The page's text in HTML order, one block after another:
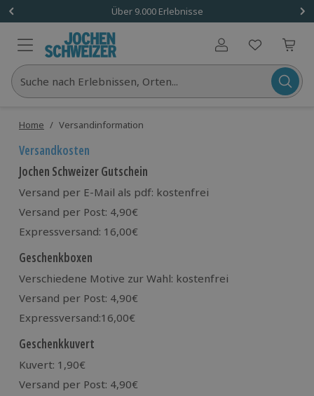
Über 9.000 Erlebnisse
Benutzerkonto
Suche nach Erlebnissen, Orten...
Home / Versandinformation
Versandkosten
Jochen Schweizer Gutschein
Versand per E-Mail als pdf: kostenfrei
Versand per Post: 4,90€
Expressversand: 16,00€
Geschenkboxen
Verschiedene Motive zur Wahl: kostenfrei
Versand per Post: 4,90€
Expressversand:16,00€
Geschenkkuvert
Kuvert: 1,90€
Versand per Post: 4,90€